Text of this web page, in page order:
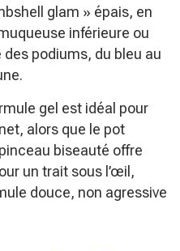
glam » épais, en
inférieure ou
podiums, du bleu au
gel est idéal pour
alors que le pot
biseauté offre
un trait sous l’œil,
douce, non agressive